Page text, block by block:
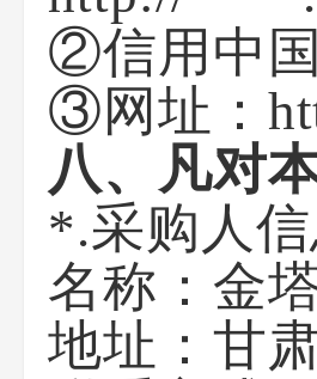
②信用中
③网址：
八、凡对
*.采购人
名称： 金
地址： 甘